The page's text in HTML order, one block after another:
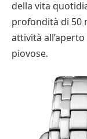
della vita
profondità di 50
attività
piovose.